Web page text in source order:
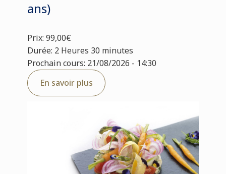
ans)
Prix: 99,00€
Durée: 2 Heures 30 minutes
Prochain cours: 21/08/2026 - 14:30
En savoir plus